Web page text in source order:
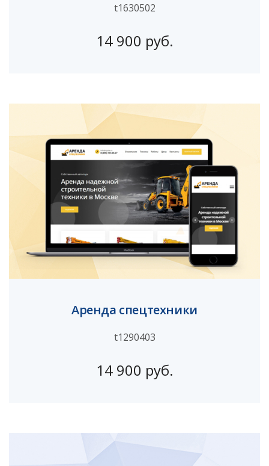
t1630502
14 900 руб.
Аренда спецтехники
t1290403
14 900 руб.